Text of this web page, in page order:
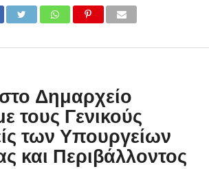
Δημαρχείο
τους Γενικούς
των Υπουργείων
και Περιβάλλοντος